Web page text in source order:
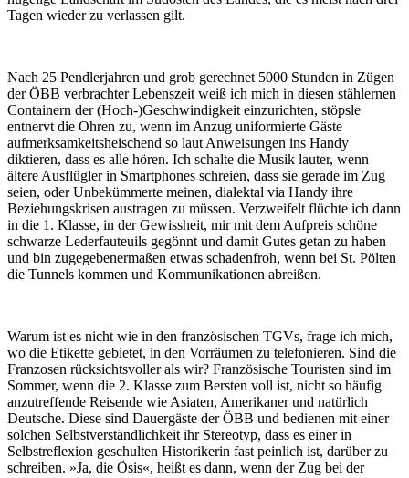
Tagen wieder zu verlassen gilt.
Nach 25 Pendlerjahren und grob gerechnet 5000 Stunden in Zügen
der ÖBB verbrachter Lebenszeit weiß ich mich in diesen stählernen
Containern der (Hoch-)Geschwindigkeit einzurichten, stöpsle
entnervt die Ohren zu, wenn im Anzug uniformierte Gäste
aufmerksamkeitsheischend so laut Anweisungen ins Handy
diktieren, dass es alle hören. Ich schalte die Musik lauter, wenn
ältere Ausflügler in Smartphones schreien, dass sie gerade im Zug
seien, oder Unbekümmerte meinen, dialektal via Handy ihre
Beziehungskrisen austragen zu müssen. Verzweifelt flüchte ich dann
in die 1. Klasse, in der Gewissheit, mir mit dem Aufpreis schöne
schwarze Lederfauteuils gegönnt und damit Gutes getan zu haben
und bin zugegebenermaßen etwas schadenfroh, wenn bei St. Pölten
die Tunnels kommen und Kommunikationen abreißen.
Warum ist es nicht wie in den französischen TGVs, frage ich mich,
wo die Etikette gebietet, in den Vorräumen zu telefonieren. Sind die
Franzosen rücksichtsvoller als wir? Französische Touristen sind im
Sommer, wenn die 2. Klasse zum Bersten voll ist, nicht so häufig
anzutreffende Reisende wie Asiaten, Amerikaner und natürlich
Deutsche. Diese sind Dauergäste der ÖBB und bedienen mit einer
solchen Selbstverständlichkeit ihr Stereotyp, dass es einer in
Selbstreflexion geschulten Historikerin fast peinlich ist, darüber zu
schreiben. »Ja, die Ösis«, heißt es dann, wenn der Zug bei der